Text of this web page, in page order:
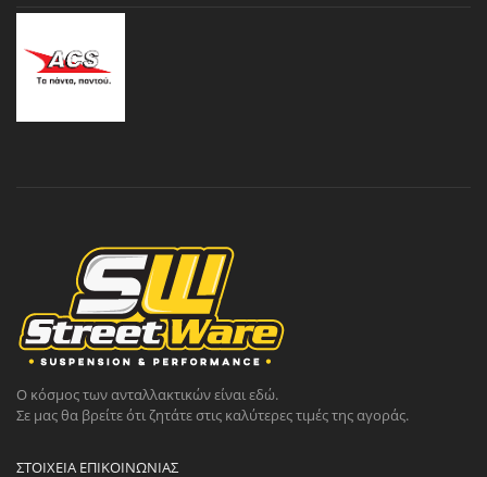
Ο κόσμος των ανταλλακτικών είναι εδώ.
Σε μας θα βρείτε ότι ζητάτε στις καλύτερες τιμές της αγοράς.
ΣΤΟΙΧΕΊΑ ΕΠΙΚΟΙΝΩΝΊΑΣ